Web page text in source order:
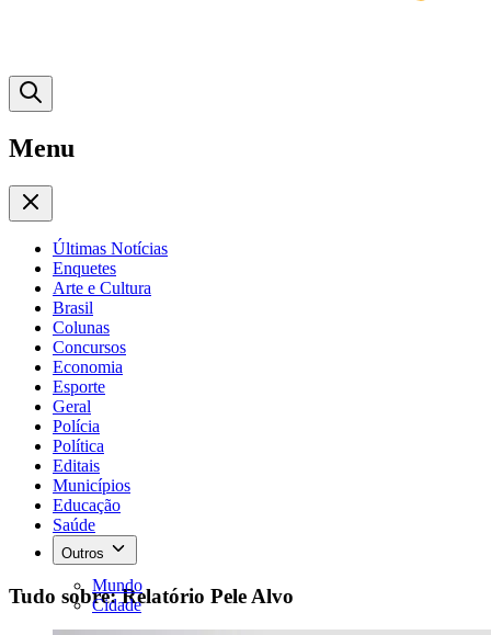
Menu
Últimas Notícias
Enquetes
Arte e Cultura
Brasil
Colunas
Concursos
Economia
Esporte
Geral
Polícia
Política
Editais
Municípios
Educação
Saúde
Outros
Mundo
Cidade
Tudo sobre: Relatório Pele Alvo